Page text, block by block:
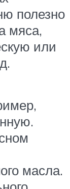
полезно
мяса,
или
масла.